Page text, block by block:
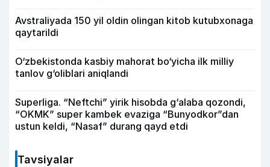
Avstraliyada 150 yil oldin olingan kitob kutubxonaga
qaytarildi
O‘zbekistonda kasbiy mahorat bo‘yicha ilk milliy
tanlov g‘oliblari aniqlandi
Superliga. “Neftchi” yirik hisobda g‘alaba qozondi,
“OKMK” super kambek evaziga “Bunyodkor”dan
ustun keldi, “Nasaf” durang qayd etdi
Tavsiyalar